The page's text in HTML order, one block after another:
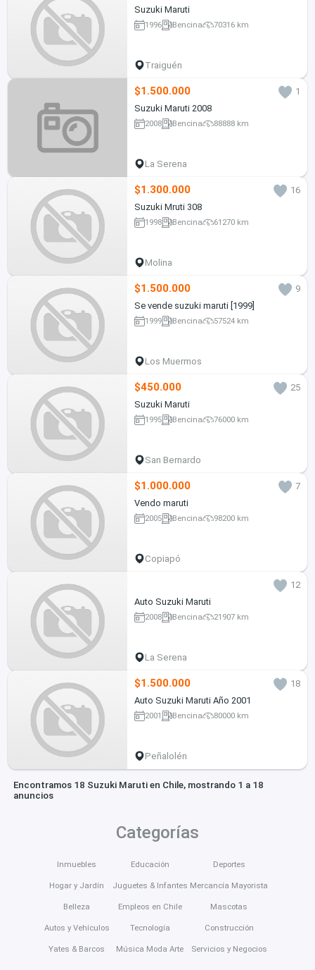
Suzuki Maruti
1996 Bencina 70316 km
Traiguén
$1.500.000
1
Suzuki Maruti 2008
2008 Bencina 88888 km
La Serena
$1.300.000
16
Suzuki Mruti 308
1998 Bencina 61270 km
Molina
$1.500.000
9
Se vende suzuki maruti [1999]
1999 Bencina 57524 km
Los Muermos
$450.000
25
Suzuki Maruti
1995 Bencina 76000 km
San Bernardo
$1.000.000
7
Vendo maruti
2005 Bencina 98200 km
Copiapó
12
Auto Suzuki Maruti
2008 Bencina 21907 km
La Serena
$1.500.000
18
Auto Suzuki Maruti Año 2001
2001 Bencina 80000 km
Peñalolén
Encontramos 18 Suzuki Maruti en Chile, mostrando 1 a 18
anuncios
Categorías
Inmuebles
Hogar y Jardín
Belleza
Autos y Vehículos
Yates & Barcos
Educación
Juguetes & Infantes
Empleos en Chile
Tecnología
Música Moda Arte
Deportes
Mercancía Mayorista
Mascotas
Construcción
Servicios y Negocios